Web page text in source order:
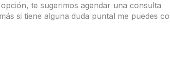
te sugerimos agendar una consulta
si tiene alguna duda puntal me puedes